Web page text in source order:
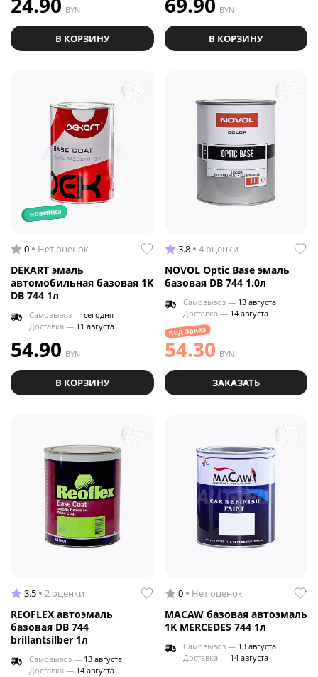
BYN
В КОРЗИНУ
BYN
В КОРЗИНУ
новинка
0 Нет оценок
DEKART эмаль
автомобильная базовая 1K
DB 744 1л
Самовывоз — сегодня
Доставка — 11 августа
54.90 BYN
В КОРЗИНУ
3.8 4 оценки
NOVOL Optic Base эмаль
базовая DB 744 1.0л
Самовывоз — 13 августа
Доставка — 14 августа
под заказ
54.30 BYN
ЗАКАЗАТЬ
3.5 2 оценки
REOFLEX автоэмаль
базовая DB 744
brillantsilber 1л
Самовывоз — 13 августа
Доставка — 14 августа
0 Нет оценок
MACAW базовая автоэмаль
1K MERCEDES 744 1л
Самовывоз — 13 августа
Доставка — 14 августа